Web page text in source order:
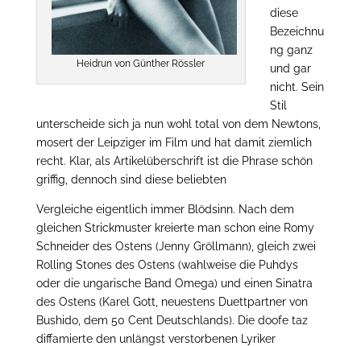
Heidrun von Günther Rössler
diese
Bezeichnu
ng ganz
und gar
nicht. Sein
Stil
unterscheide sich ja nun wohl total von dem Newtons,
mosert der Leipziger im Film und hat damit ziemlich
recht. Klar, als Artikelüberschrift ist die Phrase schön
griffig, dennoch sind diese beliebten
Vergleiche eigentlich immer Blödsinn. Nach dem
gleichen Strickmuster kreierte man schon eine Romy
Schneider des Ostens (Jenny Gröllmann), gleich zwei
Rolling Stones des Ostens (wahlweise die Puhdys
oder die ungarische Band Omega) und einen Sinatra
des Ostens (Karel Gott, neuestens Duettpartner von
Bushido, dem 50 Cent Deutschlands). Die doofe taz
diffamierte den unlängst verstorbenen Lyriker